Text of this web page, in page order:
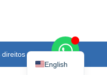
reservados. 2026
English
Portuguese
Spanish